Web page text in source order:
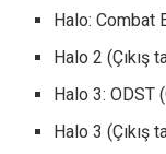
Halo: Combat
Halo 2 (Çıkış
Halo 3: ODST
Halo 3 (Çıkış